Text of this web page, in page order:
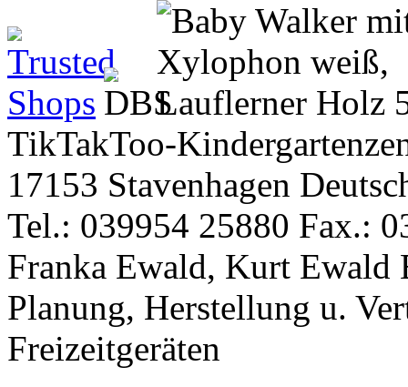
TikTakToo-
17153 Stavenhagen
Tel.: 039954 25880 Fax.:
Franka Ewald, Kurt Ewald
Planung, Herstellung u.
Freizeitgeräten